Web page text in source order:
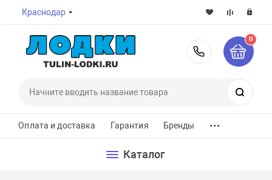
Краснодар
8-800-
0
Оплата и доставка Гарантия Бренды ...
Каталог